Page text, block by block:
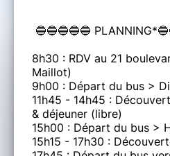
🔵🔵🔵🔵🔵
8h30 : RDV au 21
Maillot)
9h00 : Départ du bus >
11h45 - 14h45 :
& déjeuner (libre)
15h00 : Départ du bus >
15h15 - 17h30 :